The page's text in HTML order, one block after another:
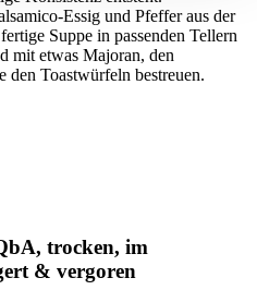
Essig und Pfeffer aus der
Suppe in passenden Tellern
mit etwas Majoran, den
den Toastwürfeln bestreuen.
trocken, im
& vergoren